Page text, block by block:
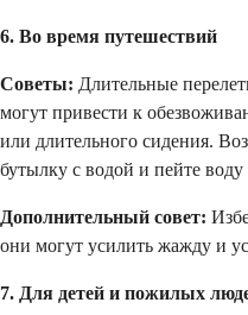
6. Во время путешествий
Советы: Длительные
могут привести к
или длительного сидения.
бутылку с водой и пейте
Дополнительный совет:
они могут усилить жажду и
7. Для детей и пожилых